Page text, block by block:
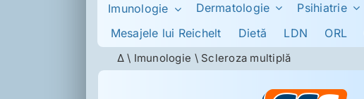
Imunologie Dermatologie Psihiatrie
Mesajele lui Reichelt
Dietă LDN ORL
Δ \ Imunologie \ Scleroza multiplă